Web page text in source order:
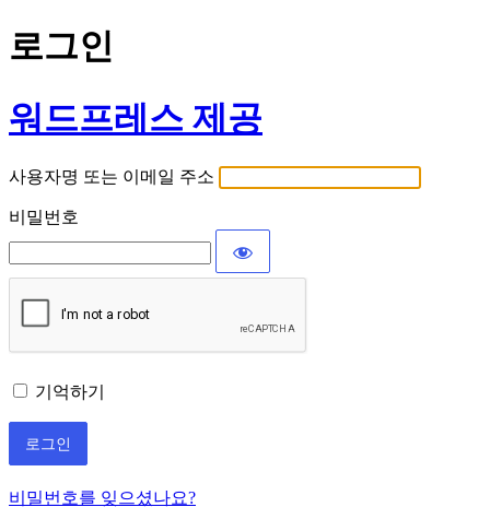
로그인
워드프레스 제공
사용자명 또는 이메일 주소
비밀번호
기억하기
비밀번호를 잊으셨나요?